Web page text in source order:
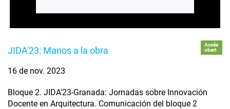
JIDA'23: Manos a la obra
Accés
obert
16 de nov. 2023
Bloque 2. JIDA'23-Granada: Jornadas sobre Innovación
Docente en Arquitectura. Comunicación del bloque 2